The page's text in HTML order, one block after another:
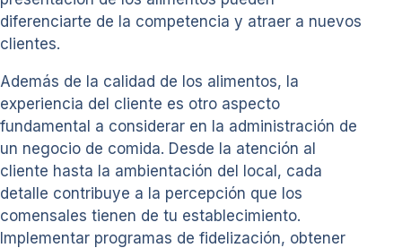
diferenciarte de la competencia y atraer a nuevos
clientes.
Además de la calidad de los alimentos, la
experiencia del cliente es otro aspecto
fundamental a considerar en la administración de
un negocio de comida. Desde la atención al
cliente hasta la ambientación del local, cada
detalle contribuye a la percepción que los
comensales tienen de tu establecimiento.
Implementar programas de fidelización, obtener